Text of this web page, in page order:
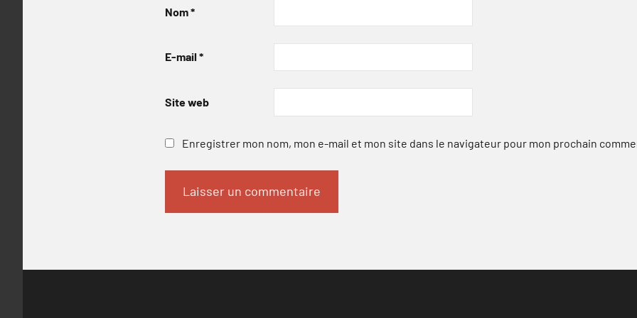
Nom*
E-mail *
Site web
Enregistrer mon nom, mon e-mail et mon site dans le navigateur pour mon prochain